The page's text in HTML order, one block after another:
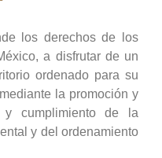
los derechos de los
a disfrutar de un
ordenado para su
la promoción y
cumplimiento de la
y del ordenamiento